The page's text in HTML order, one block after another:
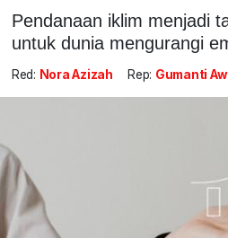
Pendanaan iklim menjadi
untuk dunia mengurangi
Red: Nora Azizah Rep: Gumanti